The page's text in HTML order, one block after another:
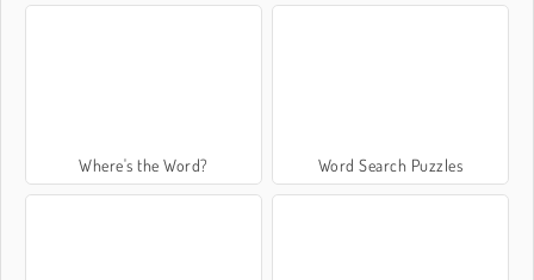
Where's the Word? Word Search Puzzles